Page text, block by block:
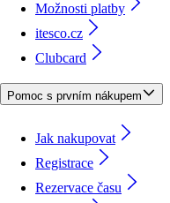
Možnosti platby
itesco.cz
Clubcard
Pomoc s prvním nákupem
Jak nakupovat
Registrace
Rezervace času